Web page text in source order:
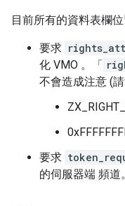
目前所有的資料表欄位
要求
化 VMO 。「
不會造成注意 (
要求
的伺服器端 頻道